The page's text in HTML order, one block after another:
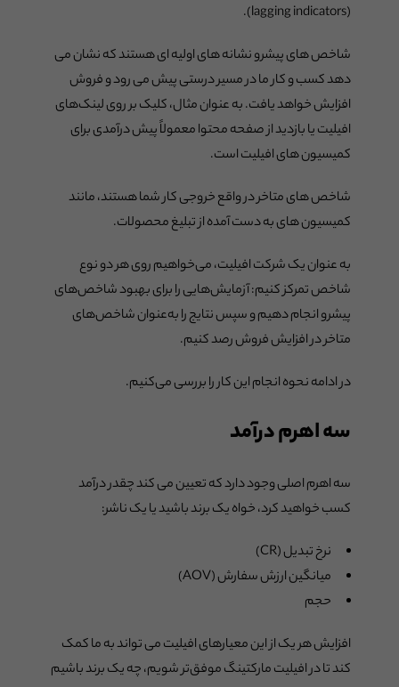
(lagging indicators).
شاخص های پیشرو نشانه های اولیه ای هستند که نشان می
دهد کسب و کار ما در مسیر درستی پیش می رود و فروش
افزایش خواهد یافت. به عنوان مثال، کلیک بر روی لینک‌های
افیلیت یا بازدید از صفحه محتوا معمولاً پیش درآمدی برای
کمیسیون های افیلیت است.
شاخص های متاخر در واقع خروجی کار شما هستند، مانند
کمیسیون های به دست آمده از تبلیغ محصولات.
به عنوان یک شرکت افیلیت، می‌خواهیم روی هر دو نوع
شاخص تمرکز کنیم: آزمایش‌هایی را برای بهبود شاخص‌های
پیشرو انجام دهیم و سپس نتایج را به‌عنوان شاخص‌های
متاخر در افزایش فروش رصد کنیم.
در ادامه نحوه انجام این کار را بررسی می‌کنیم.
سه اهرم درآمد
سه اهرم اصلی وجود دارد که تعیین می کند چقدر درآمد
کسب خواهید کرد، خواه یک برند باشید یا یک ناشر:
نرخ تبدیل (CR)
میانگین ارزش سفارش (AOV)
حجم
افزایش هر یک از این معیارهای افیلیت می تواند به ما کمک
کند تا در افیلیت مارکتینگ موفق‌تر شویم، چه یک برند باشیم